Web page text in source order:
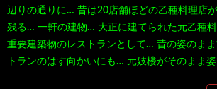
辺りの通りに… 昔は20店舗ほどの乙種料理店
残る… 一軒の建物… 大正に建てられた元乙種
重要建築物のレストランとして… 昔の姿のま
トランのはす向かいにも… 元妓楼がそのまま